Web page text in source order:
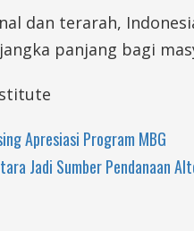
dan terarah,
panjang bagi
Apresiasi Program MBG
Jadi Sumber Pendanaan